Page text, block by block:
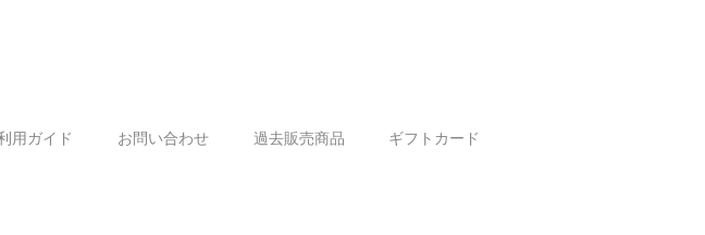
用ガイド お問い合わせ 過去販売商品 ギフトカード